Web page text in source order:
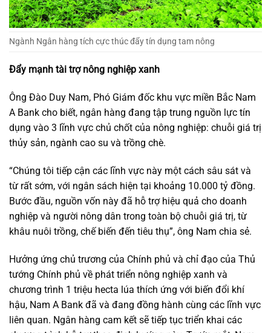
Ngành Ngân hàng tích cực thúc đẩy tín dụng tam nông
Đẩy mạnh tài trợ nông nghiệp xanh
Ông Đào Duy Nam, Phó Giám đốc khu vực miền Bắc Nam
A Bank cho biết, ngân hàng đang tập trung nguồn lực tín
dụng vào 3 lĩnh vực chủ chốt của nông nghiệp: chuỗi giá trị
thủy sản, ngành cao su và trồng chè.
“Chúng tôi tiếp cận các lĩnh vực này một cách sâu sát và
từ rất sớm, với ngân sách hiện tại khoảng 10.000 tỷ đồng.
Bước đầu, nguồn vốn này đã hỗ trợ hiệu quả cho doanh
nghiệp và người nông dân trong toàn bộ chuỗi giá trị, từ
khâu nuôi trồng, chế biến đến tiêu thụ”, ông Nam chia sẻ.
Hưởng ứng chủ trương của Chính phủ và chỉ đạo của Thủ
tướng Chính phủ về phát triển nông nghiệp xanh và
chương trình 1 triệu hecta lúa thích ứng với biến đổi khí
hậu, Nam A Bank đã và đang đồng hành cùng các lĩnh vực
liên quan. Ngân hàng cam kết sẽ tiếp tục triển khai các